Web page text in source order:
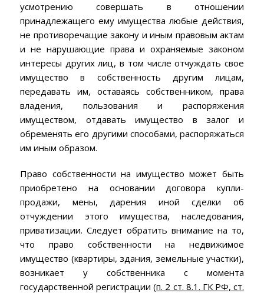
усмотрению совершать в отношении
принадлежащего ему имущества любые действия,
не противоречащие закону и иным правовым актам
и не нарушающие права и охраняемые законом
интересы других лиц, в том числе отчуждать свое
имущество в собственность другим лицам,
передавать им, оставаясь собственником, права
владения, пользования и распоряжения
имуществом, отдавать имущество в залог и
обременять его другими способами, распоряжаться
им иным образом.
Право собственности на имущество может быть
приобретено на основании договора купли-
продажи, мены, дарения иной сделки об
отчуждении этого имущества, наследования,
приватизации. Следует обратить внимание на то,
что право собственности на недвижимое
имущество (квартиры, здания, земельные участки),
возникает у собственника с момента
государственной регистрации (п. 2 ст. 8.1. ГК РФ, ст.